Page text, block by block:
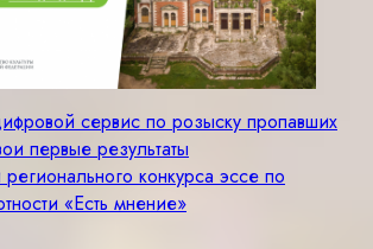
сервис по розыску пропавших
первые результаты
конкурса эссе по
«Есть мнение»